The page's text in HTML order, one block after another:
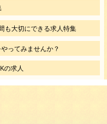
も大切にできる求人特集
ってみませんか？
の求人